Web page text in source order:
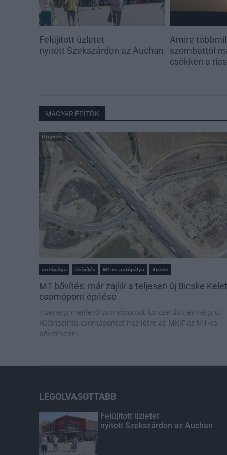
Felújított üzletet
nyitott Szekszárdon az Auchan
Amire
szombattól
csökken a
MAGYAR ÉPÍTŐK
Útépítés
autópálya útépítés M1-es autópálya Bicske
M1 bővítés: már zajlik a teljesen új Bicske Kelet
csomópont építése
Tizenegy meglévő csomópontot korszerűsít és négy új,
különszintű csomópontot hoz létre az MKIF az M1-es
bővítésénél.
LEGOLVASOTTABB
Felújított üzletet
nyitott Szekszárdon az Auchan